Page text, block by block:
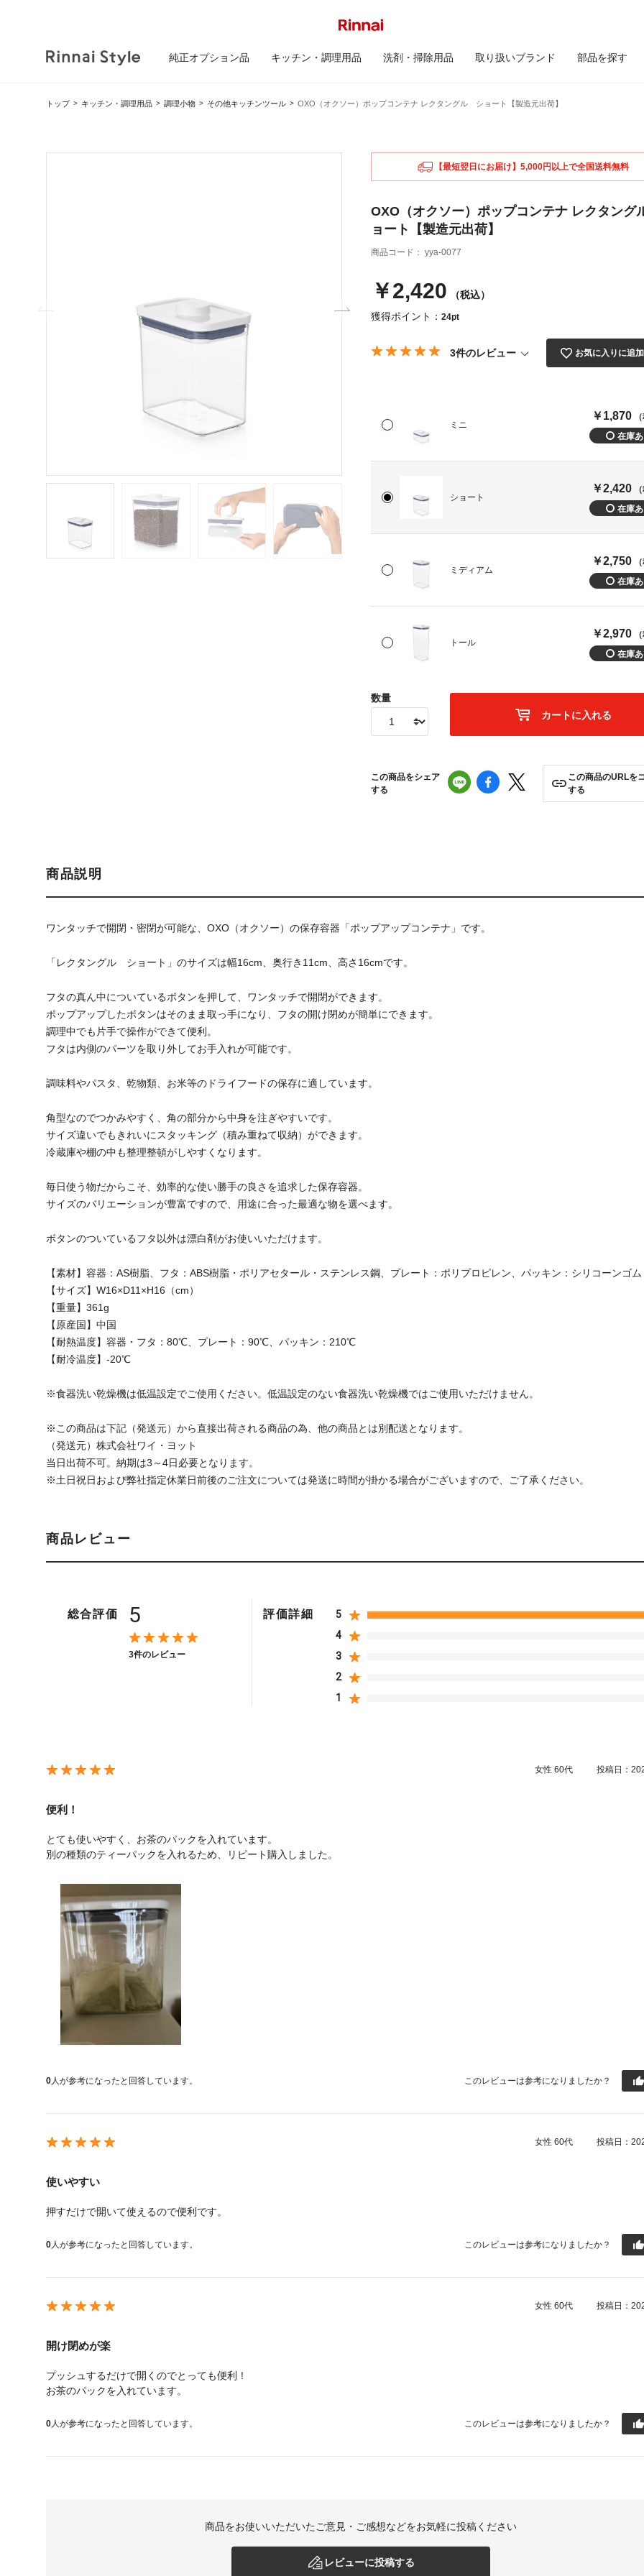
純正オプション品 キッチン・調理用品 洗剤・掃除用品 取り扱いブランド 部品を探す
トップ キッチン・調理用品 調理小物 その他キッチンツール OXO（オクソー）ポップコンテナ レクタングル ショート【製造元出荷】
【最短翌日にお届け】5,000円以上で全国送料無料
OXO（オクソー）ポップコンテナ レクタン
ョート【製造元出荷】
商品コード： yya-0077
￥2,420 （税込）
獲得ポイント： 24pt
3件のレビュー お気に入りに追
ミニ
￥1,870
ショート
￥2,420
ミディアム
￥2,750
トール
￥2,970
数量
カートに入れる
この商品をシェア
する
この商品のURLを
する
商品説明
ワンタッチで開閉・密閉が可能な、OXO（オクソー）の保存容器「ポップアップコンテナ」です。
「レクタングル ショート」のサイズは幅16cm、奥行き11cm、高さ16cmです。
フタの真ん中についているボタンを押して、ワンタッチで開閉ができます。
ポップアップしたボタンはそのまま取っ手になり、フタの開け閉めが簡単にできます。
調理中でも片手で操作ができて便利。
フタは内側のパーツを取り外してお手入れが可能です。
調味料やパスタ、乾物類、お米等のドライフードの保存に適しています。
角型なのでつかみやすく、角の部分から中身を注ぎやすいです。
サイズ違いでもきれいにスタッキング（積み重ねて収納）ができます。
冷蔵庫や棚の中も整理整頓がしやすくなります。
毎日使う物だからこそ、効率的な使い勝手の良さを追求した保存容器。
サイズのバリエーションが豊富ですので、用途に合った最適な物を選べます。
ボタンのついているフタ以外は漂白剤がお使いいただけます。
【素材】容器：AS樹脂、フタ：ABS樹脂・ポリアセタール・ステンレス鋼、プレート：ポリプロピレン、パッキン：シリコーンゴム
【サイズ】W16×D11×H16（cm）
【重量】361g
【原産国】中国
【耐熱温度】容器・フタ：80℃、プレート：90℃、パッキン：210℃
【耐冷温度】-20℃
※食器洗い乾燥機は低温設定でご使用ください。低温設定のない食器洗い乾燥機ではご使用いただけません。
※この商品は下記（発送元）から直接出荷される商品の為、他の商品とは別配送となります。
（発送元）株式会社ワイ・ヨット
当日出荷不可。納期は3～4日必要となります。
※土日祝日および弊社指定休業日前後のご注文については発送に時間が掛かる場合がございますので、ご了承ください。
商品レビュー
総合評価 5
3件のレビュー
評価詳細
5
4
3
2
1
女性 60代 投稿日：
便利！
とても使いやすく、お茶のパックを入れています。
別の種類のティーパックを入れるため、リピート購入しました。
0人が参考になったと回答しています。 このレビューは参考になりましたか？
女性 60代 投稿日：
使いやすい
押すだけで開いて使えるので便利です。
0人が参考になったと回答しています。 このレビューは参考になりましたか？
女性 60代 投稿日：
開け閉めが楽
プッシュするだけで開くのでとっても便利！
お茶のパックを入れています。
0人が参考になったと回答しています。 このレビューは参考になりましたか？
商品をお使いいただいたご意見・ご感想などをお気軽に投稿ください
レビューに投稿する